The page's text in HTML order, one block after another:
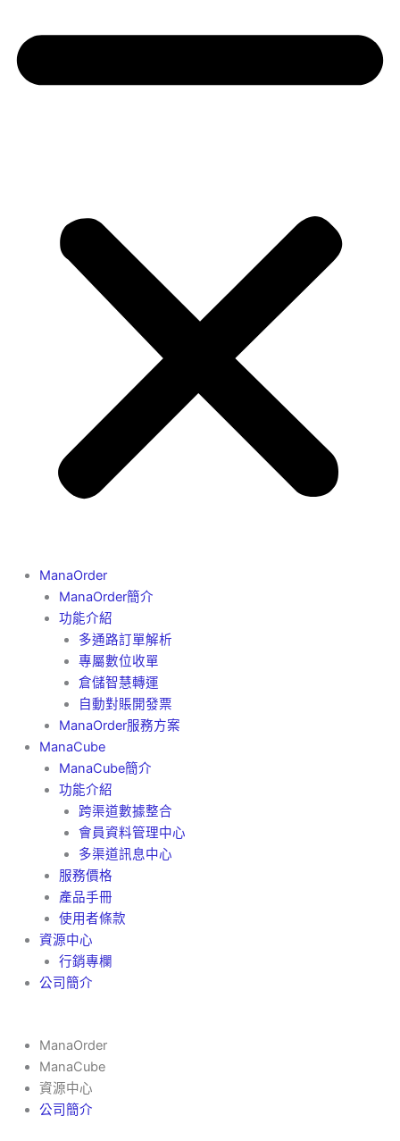
ManaOrder
ManaOrder簡介
功能介紹
多通路訂單解析
專屬數位收單
倉儲智慧轉運
自動對賬開發票
ManaOrder服務方案
ManaCube
ManaCube簡介
功能介紹
跨渠道數據整合
會員資料管理中心
多渠道訊息中心
服務價格
產品手冊
使用者條款
資源中心
行銷專欄
公司簡介
ManaOrder
ManaCube
資源中心
公司簡介